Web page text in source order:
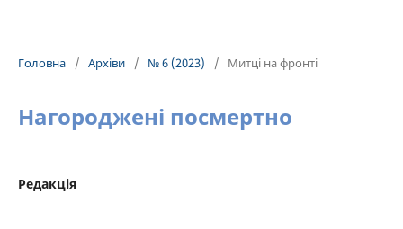
Головна / Архіви / № 6 (2023) / Митці на фронті
Нагороджені посмертно
Редакція